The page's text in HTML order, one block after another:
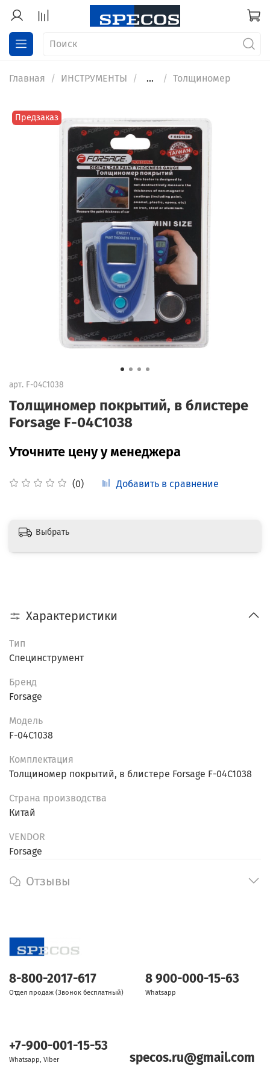
Главная ИНСТРУМЕНТЫ ... Толщиномер
Предзаказ
арт. F-04C1038
Толщиномер покрытий, в блистере
Forsage F-04C1038
(0) Добавить в сравнение
Уточните цену у менеджера
Выбрать
Характеристики
Тип
Специнструмент
Бренд
Forsage
Модель
F-04C1038
Комплектация
Толщиномер покрытий, в блистере Forsage F-04C1038
Страна производства
Китай
VENDOR
Forsage
Отзывы
8-800-2017-617
Отдел продаж (Звонок бесплатный)
8 900-000-15-63
Whatsapp
+7-900-001-15-53
Whatsapp, Viber specos.ru@gmail.com